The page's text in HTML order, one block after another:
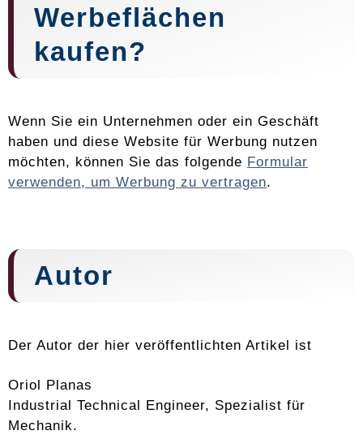
Werbeflächen
kaufen?
Wenn Sie ein Unternehmen oder ein Geschäft
haben und diese Website für Werbung nutzen
möchten, können Sie das folgende Formular
verwenden, um Werbung zu vertragen.
Autor
Der Autor der hier veröffentlichten Artikel ist
Oriol Planas
Industrial Technical Engineer, Spezialist für
Mechanik.